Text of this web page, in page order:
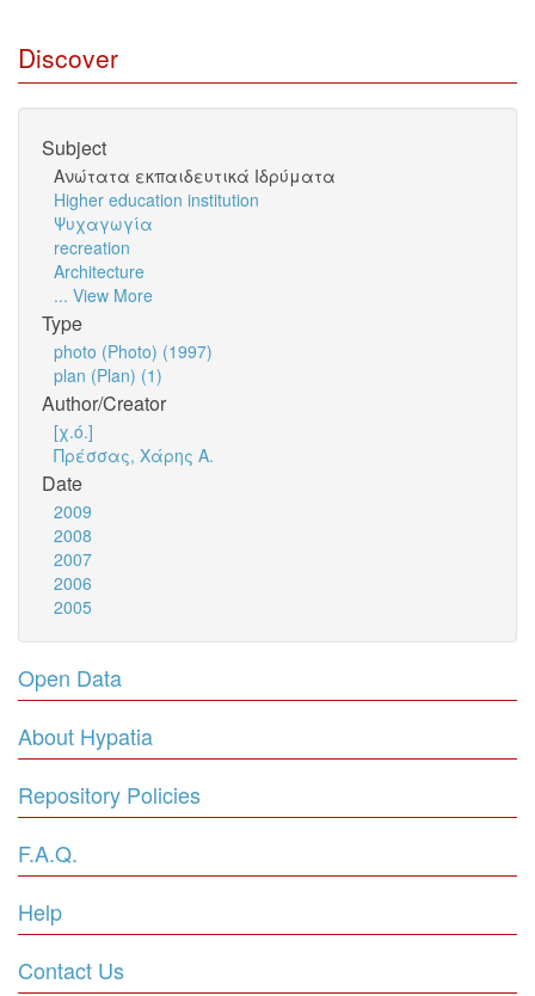
Discover
Subject
Ανώτατα εκπαιδευτικά Ιδρύματα
Higher education institution
Ψυχαγωγία
recreation
Architecture
... View More
Type
photo (Photo) (1997)
plan (Plan) (1)
Author/Creator
[χ.ό.]
Πρέσσας, Χάρης Α.
Date
2009
2008
2007
2006
2005
Open Data
About Hypatia
Repository Policies
F.A.Q.
Help
Contact Us